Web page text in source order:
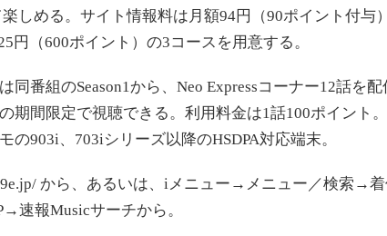
楽しめる。サイト情報料は月額94円（90ポイント付与
円（600ポイント）の3コースを用意する。
同番組のSeason1から、Neo Expressコーナー12話を配
期間限定で視聴できる。利用料金は1話100ポイント
の903i、703iシリーズ以降のHSDPA対応端末。
から、あるいは、iメニュー→メニュー／検索→
速報Musicサーチから。